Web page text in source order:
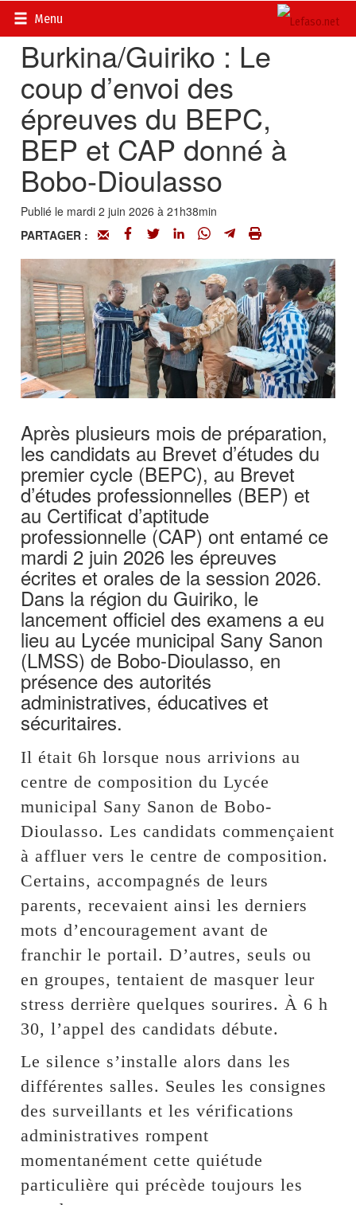
Menu
Accueil>
Burkina/Guiriko : Le
coup d’envoi des
épreuves du BEPC,
BEP et CAP donné à
Bobo-Dioulasso
Publié le mardi 2 juin 2026 à 21h38min
PARTAGER :
Après plusieurs mois de préparation,
les candidats au Brevet d’études du
premier cycle (BEPC), au Brevet
d’études professionnelles (BEP) et
au Certificat d’aptitude
professionnelle (CAP) ont entamé ce
mardi 2 juin 2026 les épreuves
écrites et orales de la session 2026.
Dans la région du Guiriko, le
lancement officiel des examens a eu
lieu au Lycée municipal Sany Sanon
(LMSS) de Bobo-Dioulasso, en
présence des autorités
administratives, éducatives et
sécuritaires.
Il était 6h lorsque nous arrivions au
centre de composition du Lycée
municipal Sany Sanon de Bobo-
Dioulasso. Les candidats commençaient
à affluer vers le centre de composition.
Certains, accompagnés de leurs
parents, recevaient ainsi les derniers
mots d’encouragement avant de
franchir le portail. D’autres, seuls ou
en groupes, tentaient de masquer leur
stress derrière quelques sourires. À 6 h
30, l’appel des candidats débute.
Le silence s’installe alors dans les
différentes salles. Seules les consignes
des surveillants et les vérifications
administratives rompent
momentanément cette quiétude
particulière qui précède toujours les